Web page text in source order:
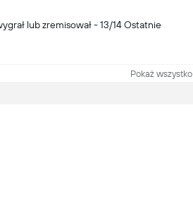
lub zremisował - 13/14 Ostatnie
Pokaż wszystko